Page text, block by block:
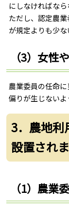
にしなければなら
ただし、認定農
が規定よりも少
（3）女性
農業委員の任命
偏りが生じないよ
3．農地利
設置され
（1）農業